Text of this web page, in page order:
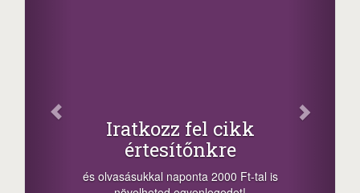
Oszd meg cikkeinket
+1.000.000 Ft...
-nyeremény növelés jár a szerencsésnek
a sorsolás napján! A cikkek alján találsz
megosztási lehetőséget. Lájkolj is minket!